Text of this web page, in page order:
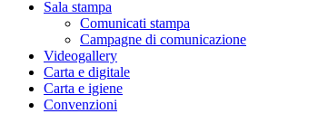
Sala stampa
Comunicati stampa
Campagne di comunicazione
Videogallery
Carta e digitale
Carta e igiene
Convenzioni